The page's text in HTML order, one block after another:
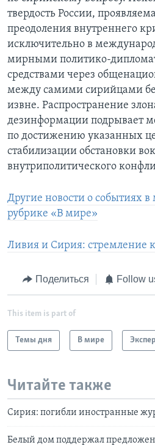
твердость России,
преодоления внутреннего
исключительно в
мирными политико-
средствами через
между самими сирийцами
извне. Распространение
дезинформации подрывает
по достижению указанных
стабилизации обстановки
внутриполитического
Другие новости о событиях в
рубрике «В мире»
Ливия и Сирия: стремление
Поделиться Follow
This item is part of
Темы дня В мире
Читайте также
Сирия: погибли иностранные
Белый дом поддержал